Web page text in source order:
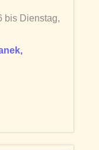
bis Dienstag,